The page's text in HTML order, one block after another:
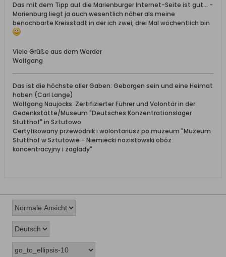
Das mit dem Tipp auf die Marienburger Internet-Seite ist gut... -
Marienburg liegt ja auch wesentlich näher als meine
benachbarte Kreisstadt in der ich zwei, drei Mal wöchentlich bin
Viele Grüße aus dem Werder
Wolfgang
Das ist die höchste aller Gaben: Geborgen sein und eine Heimat
haben (Carl Lange)
Wolfgang Naujocks: Zertifizierter Führer und Volontär in der
Gedenkstätte/Museum "Deutsches Konzentrationslager
Stutthof" in Sztutowo
Certyfikowany przewodnik i wolontariusz po muzeum "Muzeum
Stutthof w Sztutowie - Niemiecki nazistowski obóz
koncentracyjny i zagłady"